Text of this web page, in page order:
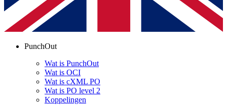
PunchOut
Wat is PunchOut
Wat is OCI
Wat is cXML PO
Wat is PO level 2
Koppelingen